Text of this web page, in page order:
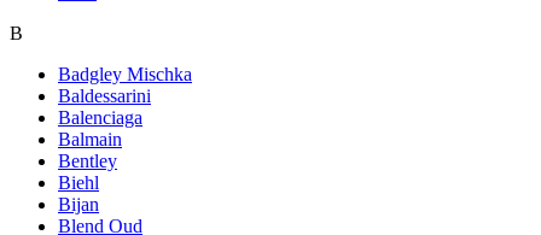
B
Badgley Mischka
Baldessarini
Balenciaga
Balmain
Bentley
Biehl
Bijan
Blend Oud